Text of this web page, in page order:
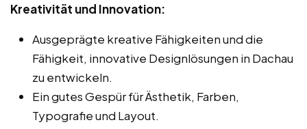
Kreativität und Innovation:
Ausgeprägte kreative Fähigkeiten und die
Fähigkeit, innovative Designlösungen in Dachau
zu entwickeln.
Ein gutes Gespür für Ästhetik, Farben,
Typografie und Layout.